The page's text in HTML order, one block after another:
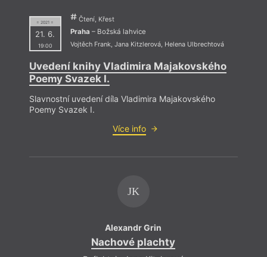
= 2021 =
21. 6.
19:00
Čtení, Křest
Praha – Božská lahvice
Vojtěch Frank, Jana Kitzlerová, Helena Ulbrechtová
Uvedení knihy Vladimira Majakovského
Poemy Svazek I.
Slavnostní uvedení díla Vladimira Majakovského
Poemy Svazek I.
Více info
JK
Alexandr Grin
Nachové plachty